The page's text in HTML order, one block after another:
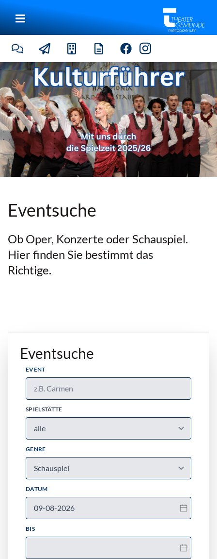
|
Eventsuche
Ob Oper, Konzerte oder Schauspiel.
Hier finden Sie bestimmt das
Richtige.
Eventsuche
EVENT
SPIELSTÄTTE
GENRE
DATUM
BIS